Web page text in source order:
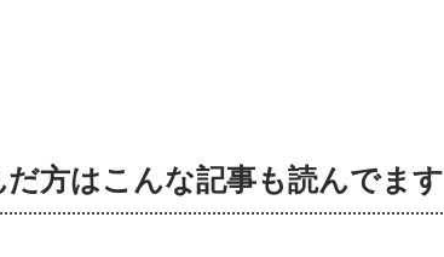
だ方はこんな記事も読んでます